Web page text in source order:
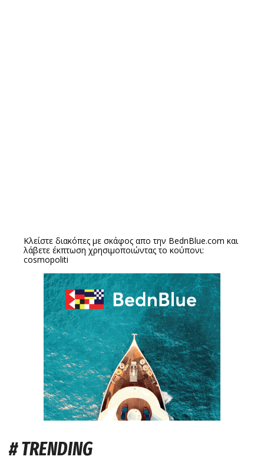
Κλείστε διακόπες με σκάφος απο την BednBlue.com και
λάβετε έκπτωση χρησιμοποιώντας το κούπονι:
cosmopoliti
# TRENDING